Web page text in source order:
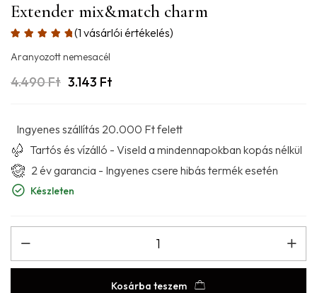
Extender mix&match charm
(1 vásárlói értékelés)
Aranyozott nemesacél
4.490Ft 3.143 Ft
Ingyenes szállítás 20.000 Ft felett
Tartós és vízálló - Viseld a mindennapokban kopás nélkül
2 év garancia - Ingyenes csere hibás termék esetén
Készleten
Kosárba teszem